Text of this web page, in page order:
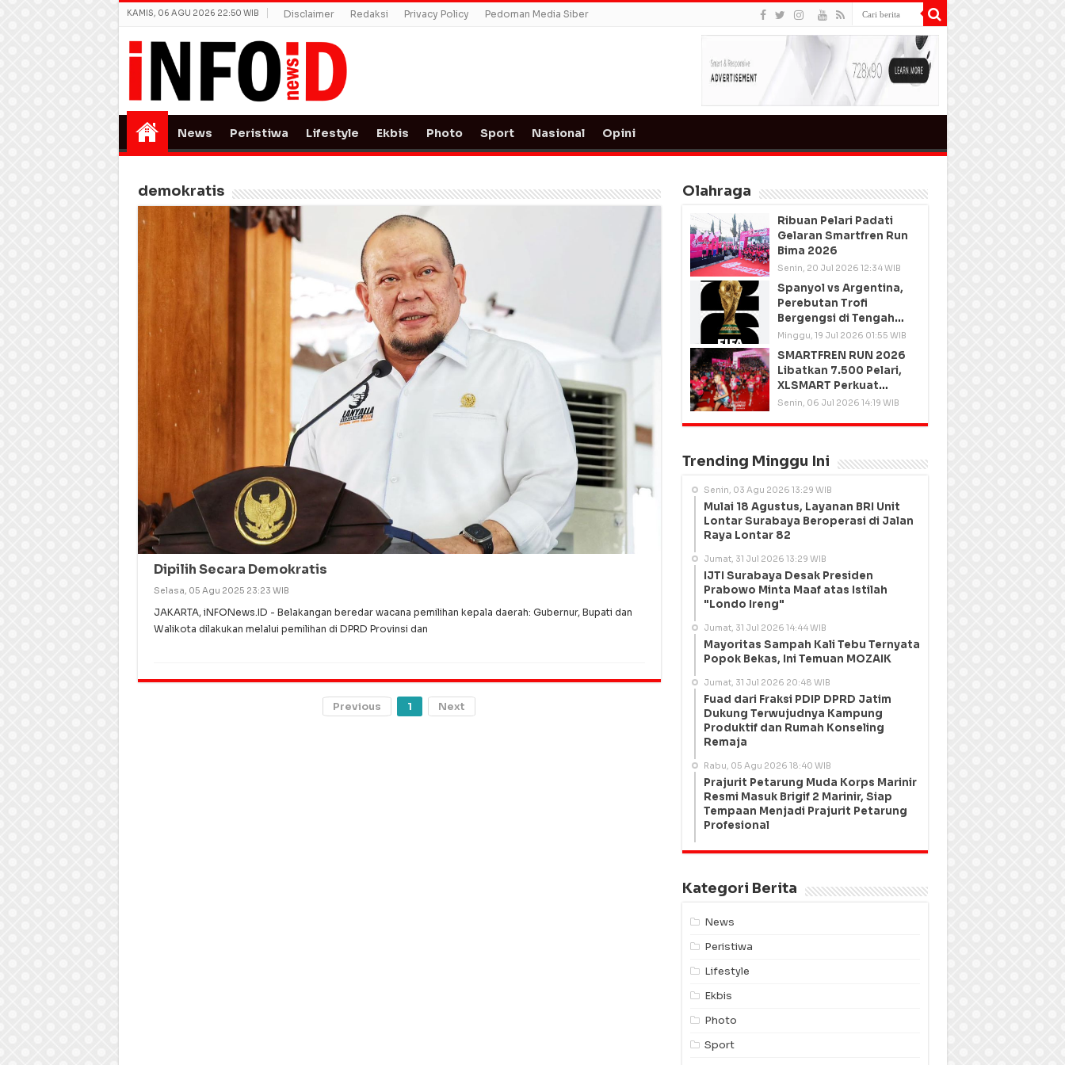
KAMIS, 06 AGU 2026 22:50 WIB Disclaimer Redaksi Privacy Policy Pedoman Media Siber
News Peristiwa Lifestyle Ekbis Photo Sport Nasional Opini
demokratis
Dipilih Secara Demokratis
Selasa, 05 Agu 2025 23:23 WIB
JAKARTA, iNFONews.ID - Belakangan beredar wacana pemilihan kepala daerah: Gubernur, Bupati dan
Walikota dilakukan melalui pemilihan di DPRD Provinsi dan
Previous 1 Next
Olahraga
Ribuan Pelari Padati
Gelaran Smartfren Run
Bima 2026
Senin, 20 Jul 2026 12:34 WIB
Spanyol vs Argentina,
Perebutan Trofi
Bergengsi di Tengah
Semangat Persatuan
Minggu, 19 Jul 2026 01:55 WIB
SMARTFREN RUN 2026
Libatkan 7.500 Pelari,
XLSMART Perkuat
Kedekatan dengan
Senin, 06 Jul 2026 14:19 WIB
Trending Minggu Ini
Senin, 03 Agu 2026 13:29 WIB
Mulai 18 Agustus, Layanan BRI Unit
Lontar Surabaya Beroperasi di Jalan
Raya Lontar 82
Jumat, 31 Jul 2026 13:29 WIB
IJTI Surabaya Desak Presiden
Prabowo Minta Maaf atas Istilah
"Londo Ireng"
Jumat, 31 Jul 2026 14:44 WIB
Mayoritas Sampah Kali Tebu Ternyata
Popok Bekas, Ini Temuan MOZAIK
Jumat, 31 Jul 2026 20:48 WIB
Fuad dari Fraksi PDIP DPRD Jatim
Dukung Terwujudnya Kampung
Produktif dan Rumah Konseling
Remaja
Rabu, 05 Agu 2026 18:40 WIB
Prajurit Petarung Muda Korps Marinir
Resmi Masuk Brigif 2 Marinir, Siap
Tempaan Menjadi Prajurit Petarung
Profesional
Kategori Berita
News
Peristiwa
Lifestyle
Ekbis
Photo
Sport